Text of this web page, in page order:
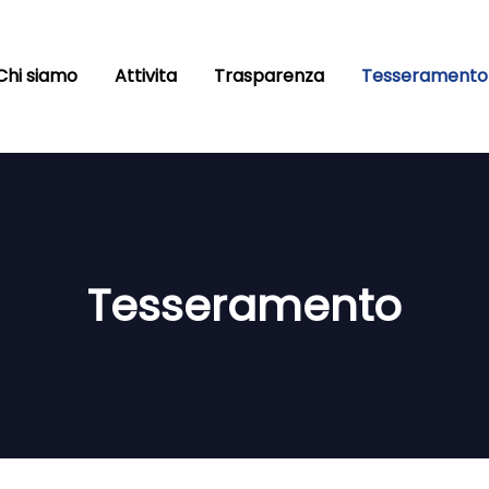
siamo Attivita Trasparenza Tesseramento
Tesseramento